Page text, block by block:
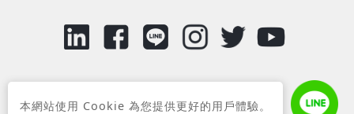
本網站使用 Cookie 為您提供更好的用戶體驗。